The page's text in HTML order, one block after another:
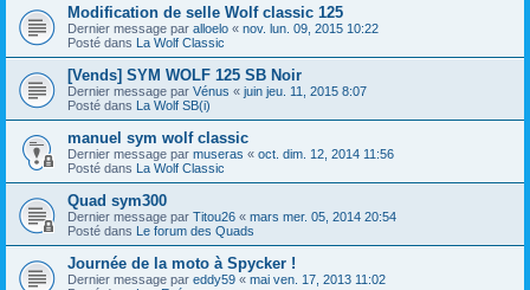
Modification de selle Wolf classic 125
Dernier message par alloelo « nov. lun. 09, 2015 10:22
Posté dans La Wolf Classic
[Vends] SYM WOLF 125 SB Noir
Dernier message par Vénus « juin jeu. 11, 2015 8:07
Posté dans La Wolf SB(i)
manuel sym wolf classic
Dernier message par museras « oct. dim. 12, 2014 11:56
Posté dans La Wolf Classic
Quad sym300
Dernier message par Titou26 « mars mer. 05, 2014 20:54
Posté dans Le forum des Quads
Journée de la moto à Spycker !
Dernier message par eddy59 « mai ven. 17, 2013 11:02